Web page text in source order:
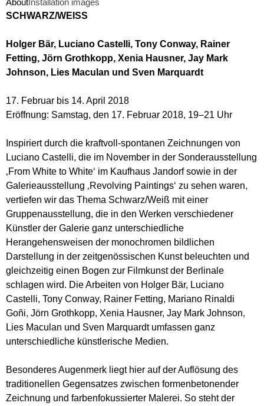
SCHWARZ/WEISS
Holger Bär, Luciano Castelli, Tony Conway, Rainer
Fetting, Jörn Grothkopp, Xenia Hausner, Jay Mark
Johnson, Lies Maculan und Sven Marquardt
17. Februar bis 14. April 2018
Eröffnung: Samstag, den 17. Februar 2018, 19–21 Uhr
Inspiriert durch die kraftvoll-spontanen Zeichnungen von
Luciano Castelli, die im November in der Sonderausstellung
‚From White to White‘ im Kaufhaus Jandorf sowie in der
Galerieausstellung ‚Revolving Paintings‘ zu sehen waren,
vertiefen wir das Thema Schwarz/Weiß mit einer
Gruppenausstellung, die in den Werken verschiedener
Künstler der Galerie ganz unterschiedliche
Herangehensweisen der monochromen bildlichen
Darstellung in der zeitgenössischen Kunst beleuchten und
gleichzeitig einen Bogen zur Filmkunst der Berlinale
schlagen wird. Die Arbeiten von Holger Bär, Luciano
Castelli, Tony Conway, Rainer Fetting, Mariano Rinaldi
Goñi, Jörn Grothkopp, Xenia Hausner, Jay Mark Johnson,
Lies Maculan und Sven Marquardt umfassen ganz
unterschiedliche künstlerische Medien.
Besonderes Augenmerk liegt hier auf der Auflösung des
traditionellen Gegensatzes zwischen formenbetonender
Zeichnung und farbenfokussierter Malerei. So steht der